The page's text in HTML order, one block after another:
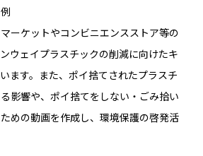
ーケットやコンビニエンスストア等の
ウェイプラスチックの削減に向けたキ
ます。また、ポイ捨てされたプラスチ
影響や、ポイ捨てをしない・ごみ拾い
めの動画を作成し、環境保護の啓発活